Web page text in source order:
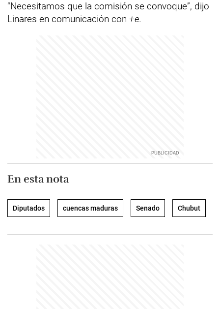
“Necesitamos que la comisión se convoque”, dijo
Linares en comunicación con +e.
En esta nota
Diputados cuencas maduras Senado Chubut